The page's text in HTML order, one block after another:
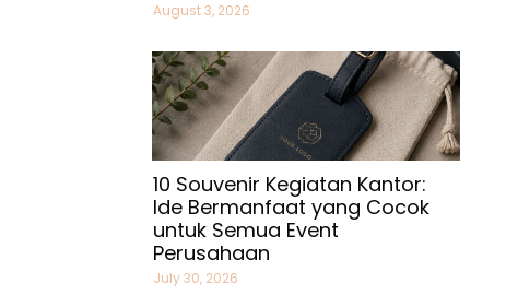
August 3, 2026
10 Souvenir Kegiatan Kantor:
Ide Bermanfaat yang Cocok
untuk Semua Event
Perusahaan
July 30, 2026